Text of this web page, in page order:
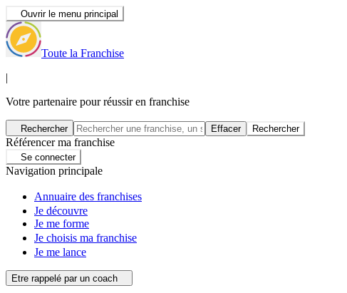
Ouvrir le menu principal
Toute la Franchise
|
Votre partenaire pour réussir en franchise
Rechercher Effacer Rechercher
Référencer ma franchise
Se connecter
Navigation principale
Annuaire des franchises
Je découvre
Je me forme
Je choisis ma franchise
Je me lance
Etre rappelé par un coach